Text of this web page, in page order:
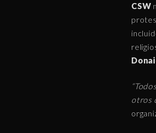
CSW
otros